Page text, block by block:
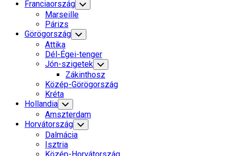
Franciaország Toggle
Child
Marseille
Párizs
Görögország Toggle
Child
Menu
Attika
Dél-Égei-tenger
Jón-szigetek Toggle
Child
Menu
Zákinthosz
Közép-Görögország
Kréta
Hollandia Toggle
Child
Menu
Amszterdam
Horvátország Toggle
Child
Menu
Dalmácia
Isztria